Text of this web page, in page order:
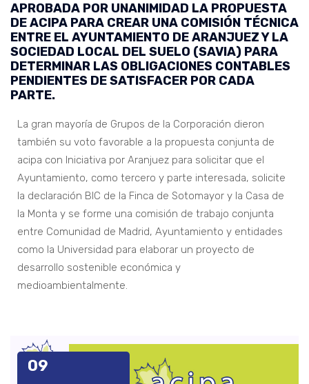
APROBADA POR UNANIMIDAD LA PROPUESTA
DE ACIPA PARA CREAR UNA COMISIÓN TÉCNICA
ENTRE EL AYUNTAMIENTO DE ARANJUEZ Y LA
SOCIEDAD LOCAL DEL SUELO (SAVIA) PARA
DETERMINAR LAS OBLIGACIONES CONTABLES
PENDIENTES DE SATISFACER POR CADA
PARTE.
La gran mayoría de Grupos de la Corporación dieron
también su voto favorable a la propuesta conjunta de
acipa con Iniciativa por Aranjuez para solicitar que el
Ayuntamiento, como tercero y parte interesada, solicite
la declaración BIC de la Finca de Sotomayor y la Casa de
la Monta y se forme una comisión de trabajo conjunta
entre Comunidad de Madrid, Ayuntamiento y entidades
como la Universidad para elaborar un proyecto de
desarrollo sostenible económica y
medioambientalmente.
09